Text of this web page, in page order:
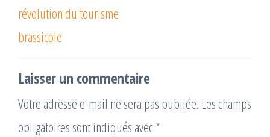
révolution du tourisme
brassicole
Laisser un commentaire
Votre adresse e-mail ne sera pas publiée. Les champs
obligatoires sont indiqués avec *